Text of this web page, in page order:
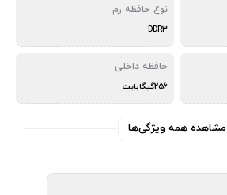
نوع حافظه رم
DDR3
حافظه داخلی
256گیگابایت
مشاهده همه ویژگی‌ها